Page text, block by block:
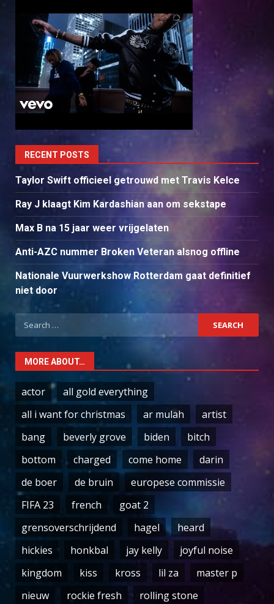
RECENT POSTS
Taylor Swift officieel getrouwd met Travis Kelce
Ray J klaagt Kim Kardashian aan om sekstape
Max B na 15 jaar weer vrijgelaten
Anti-AZC nummer Broken Veteran alsnog offline
Nationale Vuurwerkshow Rotterdam gaat definitief
niet door
Search
for:
MORE ABOUT…
actor
all gold everything
all i want for christmas
ar mulah
artist
bang
beverly grove biden
bitch
bottom
charged come home
darin
de boer
de bruin
europese commissie
FIFA 23
french
goat 2
grensoverschrijdend
hagel
heard
hickies
honkbal jay kelly
joyful noise
kingdom
kiss kross lil za
master p
nieuw
rockie fresh rolling stone